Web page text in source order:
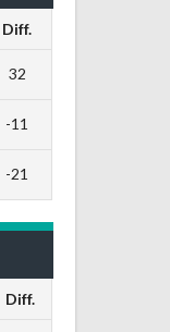
Diff.
32
-11
-21
Diff.